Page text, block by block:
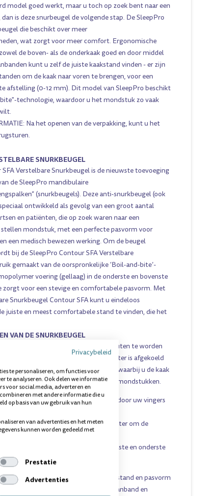
model goed werkt, maar u toch op zoek bent naar een
is deze snurbeugel de volgende stap. De SleepPro
die beschikt over meer
wat zorgt voor meer comfort. Ergonomische
de boven- als de onderkaak goed en door middel
kunt u zelf de juiste kaakstand vinden - er zijn
om de kaak naar voren te brengen, voor een
afstelling (0-12 mm). Dit model van SleepPro beschikt
technologie, waardoor u het mondstuk zo vaak
Na het openen van de verpakking, kunt u het
SNURKBEUGEL
Verstelbare Snurkbeugel is de nieuwste toevoeging
de SleepPro mandibulaire
(snurkbeugels). Deze anti-snurkbeugel (ook
ontwikkeld als gevolg van een groot aantal
en patiënten, die op zoek waren naar een
mondstuk, met een perfecte pasvorm voor
een medisch bewezen werking. Om de beugel
bij de SleepPro Contour SFA Verstelbare
gemaakt van de oorspronkelijke ‘Boil-and-bite’-
voering (gellaag) in de onderste en bovenste
zorgt voor een stevige en comfortabele pasvorm. Met
Snurkbeugel Contour SFA kunt u eindeloos
juiste en meest comfortabele stand te vinden, die het
VAN DE SNURKBEUGEL
mondstuk dient gedurende 3 minuten te worden
gekookt water. Zodra het warme water is afgekoeld
en het onderste mondstuk, waarbij u de kaak
Uw gebitsafdruk ontstaat in de beide mondstukken.
en onderste mondstuk goed passend door uw vingers
uit uw mond en plaats het in koud water om de
harden.
van de zeven spanbanden op het bovenste en onderste
voor gebruik. Om de juiste kaakstand en pasvorm
om te beginnen met de middelste spanband en
Privacybeleid
te personaliseren, om functies voor
te analyseren. Ook delen we informatie
voor social media, adverteren en
met andere informatie die u
op basis van uw gebruik van hun
van advertenties en het meten
kunnen worden gedeeld met
Prestatie
Advertenties